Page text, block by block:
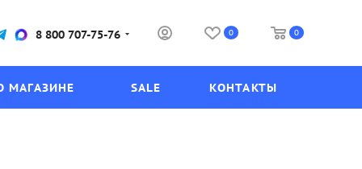
8 800 707-75-76 0 0
МАГАЗИНЕ SALE КОНТАКТЫ